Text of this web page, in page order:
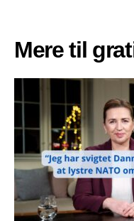
Mere til